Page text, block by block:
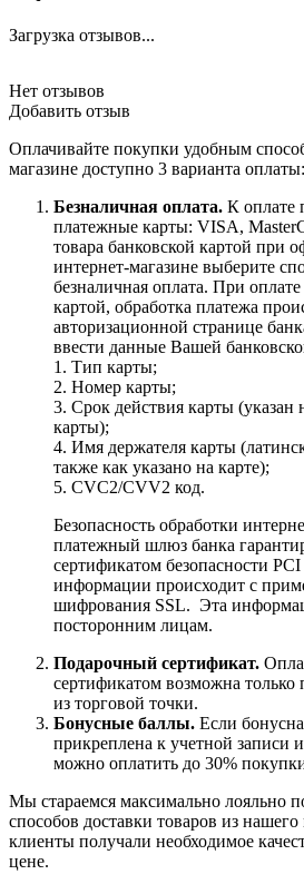
Загрузка отзывов...
Нет отзывов
Добавить отзыв
Оплачивайте покупки удобным
магазине доступно 3 варианта оплаты:
Безналичная оплата. К оплате
платежные карты: VISA,
товара банковской картой при
интернет-магазине выберите
безналичная оплата. При оплате
картой, обработка платежа
авторизационной странице
ввести данные Вашей
1. Тип карты;
2. Номер карты;
3. Срок действия карты (указан
карты);
4. Имя держателя карты
также как указано на карте);
5. CVC2/CVV2 код.
Безопасность обработки
платежный шлюз банка
сертификатом безопасности
информации происходит с
шифрования SSL. Эта
посторонним лицам.
Подарочный сертификат.
сертификатом возможна только
из торговой точки.
Бонусные баллы. Если
прикреплена к учетной записи
можно оплатить до 30%
Мы стараемся максимально лояльно
способов доставки товаров из
клиенты получали необходимое
цене.